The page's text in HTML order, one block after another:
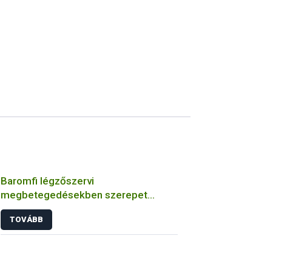
Baromfi légzőszervi
megbetegedésekben szerepet
játszó bakteriális kórokozók
tanulmányozása
TOVÁBB